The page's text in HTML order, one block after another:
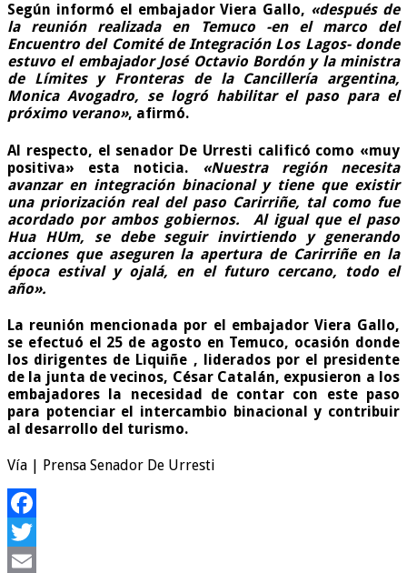
Según informó el embajador Viera Gallo, «después de
la reunión realizada en Temuco -en el marco del
Encuentro del Comité de Integración Los Lagos- donde
estuvo el embajador José Octavio Bordón y la ministra
de Límites y Fronteras de la Cancillería argentina,
Monica Avogadro, se logró habilitar el paso para el
próximo verano», afirmó.
Al respecto, el senador De Urresti calificó como «muy
positiva» esta noticia. «Nuestra región necesita
avanzar en integración binacional y tiene que existir
una priorización real del paso Carirriñe, tal como fue
acordado por ambos gobiernos. Al igual que el paso
Hua HUm, se debe seguir invirtiendo y generando
acciones que aseguren la apertura de Carirriñe en la
época estival y ojalá, en el futuro cercano, todo el
año».
La reunión mencionada por el embajador Viera Gallo,
se efectuó el 25 de agosto en Temuco, ocasión donde
los dirigentes de Liquiñe , liderados por el presidente
de la junta de vecinos, César Catalán, expusieron a los
embajadores la necesidad de contar con este paso
para potenciar el intercambio binacional y contribuir
al desarrollo del turismo.
Vía | Prensa Senador De Urresti
Facebook
Twitter